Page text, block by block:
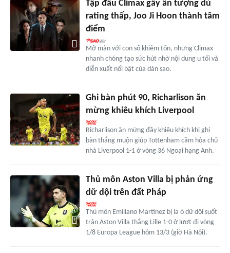
Tập đầu Climax gây ấn tượng dù
rating thấp, Joo Ji Hoon thành tâm
điểm
Mở màn với con số khiêm tốn, nhưng Climax
nhanh chóng tạo sức hút nhờ nội dung u tối và
diễn xuất nổi bật của dàn sao.
Ghi bàn phút 90, Richarlison ăn
mừng khiêu khích Liverpool
Richarlison ăn mừng đầy khiêu khích khi ghi
bàn thắng muộn giúp Tottenham cầm hòa chủ
nhà Liverpool 1-1 ở vòng 36 Ngoại hạng Anh.
Thủ môn Aston Villa bị phản ứng
dữ dội trên đất Pháp
Thủ môn Emiliano Martinez bị la ó dữ dội suốt
trận Aston Villa thắng Lille 1-0 ở lượt đi vòng
1/8 Europa League hôm 13/3 (giờ Hà Nội).